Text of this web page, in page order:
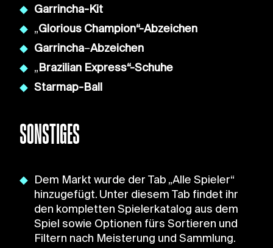
Garrincha-Kit
„Glorious Champion“-Abzeichen
Garrincha–Abzeichen
„Brazilian Express“-Schuhe
Starmap-Ball
SONSTIGES
Dem Markt wurde der Tab „Alle Spieler“
hinzugefügt. Unter diesem Tab findet ihr
den kompletten Spielerkatalog aus dem
Spiel sowie Optionen fürs Sortieren und
Filtern nach Meisterung und Sammlung.